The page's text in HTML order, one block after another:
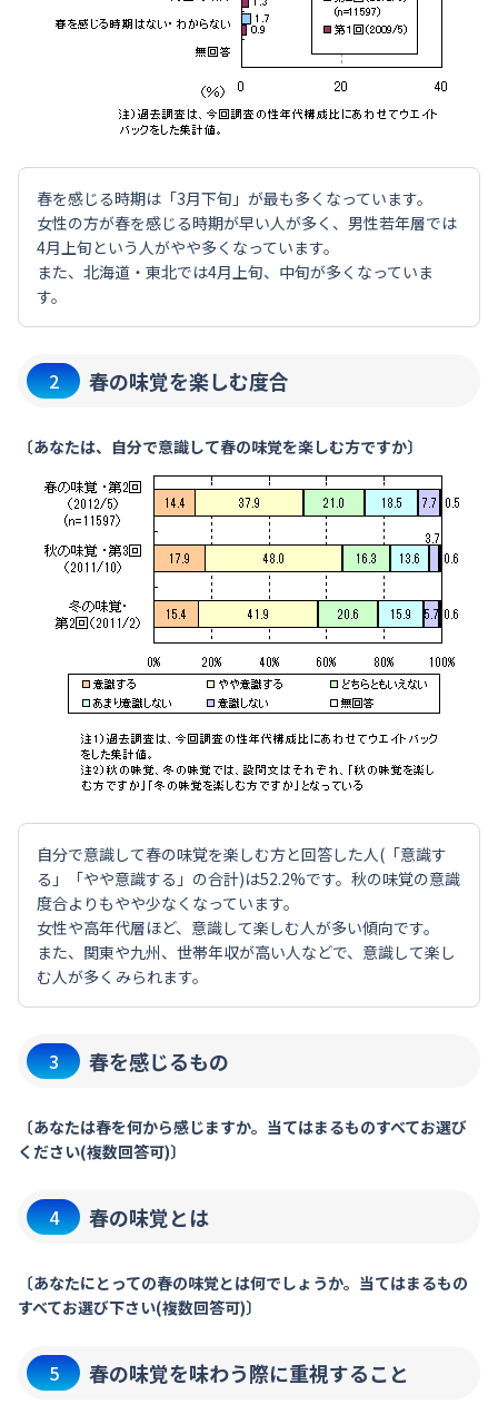
春を感じる時期は「3月下旬」が最も多くなっています。
女性の方が春を感じる時期が早い人が多く、男性若年層では
4月上旬という人がやや多くなっています。
また、北海道・東北では4月上旬、中旬が多くなっていま
す。
2 春の味覚を楽しむ度合
〔あなたは、自分で意識して春の味覚を楽しむ方ですか〕
自分で意識して春の味覚を楽しむ方と回答した人(「意識す
る」「やや意識する」の合計)は52.2%です。秋の味覚の意識
度合よりもやや少なくなっています。
女性や高年代層ほど、意識して楽しむ人が多い傾向です。
また、関東や九州、世帯年収が高い人などで、意識して楽し
む人が多くみられます。
3 春を感じるもの
〔あなたは春を何から感じますか。当てはまるものすべてお選び
ください(複数回答可)〕
4 春の味覚とは
〔あなたにとっての春の味覚とは何でしょうか。当てはまるもの
すべてお選び下さい(複数回答可)〕
5 春の味覚を味わう際に重視すること